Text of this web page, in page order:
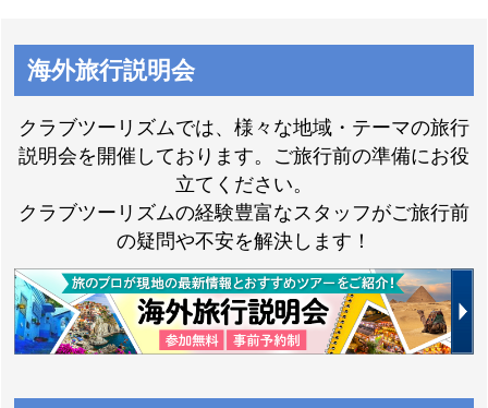
海外旅行説明会
クラブツーリズムでは、様々な地域・テーマの旅行
説明会を開催しております。ご旅行前の準備にお役
立てください。
クラブツーリズムの経験豊富なスタッフがご旅行前
の疑問や不安を解決します！